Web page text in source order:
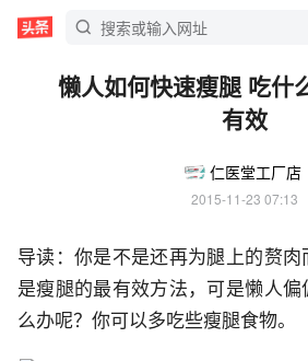
懒人如何快速瘦腿 吃什
有效
仁医堂工厂店
2015-11-23 07:13
导读：你是不是还再为腿上的赘
是瘦腿的最有效方法，可是懒人
么办呢？你可以多吃些瘦腿食物。